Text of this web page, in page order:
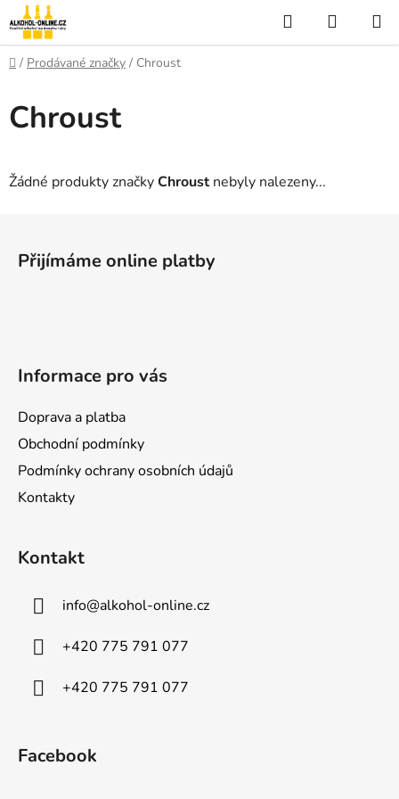
Přejít
na
obsah
Hledat
KOŠÍK
Domů
/ Prodávané značky / Chroust
Chroust
Žádné produkty značkyChroustnebyly nalezeny...
Přijímáme online platby
Informace pro vás
Doprava a platba
Obchodní podmínky
Podmínky ochrany osobních údajů
Kontakty
Kontakt
info@alkohol-online.cz
+420 775 791 077
+420 775 791 077
Facebook